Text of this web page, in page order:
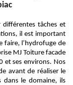
tâches et
il est important
faire, l’hydrofuge de
MJ Toiture facade
et ses environs. Nos
avant de réaliser le
dans le domaine, ils